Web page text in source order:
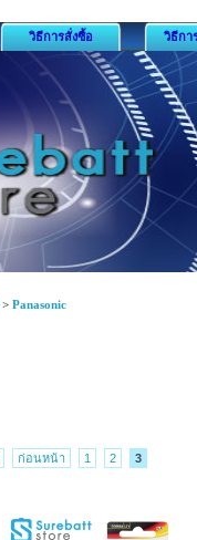
วิธีการสั่งซื้อ วิธีกา
> Panasonic
ก่อนหน้า 1 2 3